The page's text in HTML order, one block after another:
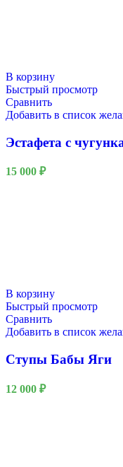
В корзину
Быстрый просмотр
Сравнить
Добавить в список
Эстафета с
15 000 ₽
В корзину
Быстрый просмотр
Сравнить
Добавить в список
Ступы Бабы Яги
12 000 ₽